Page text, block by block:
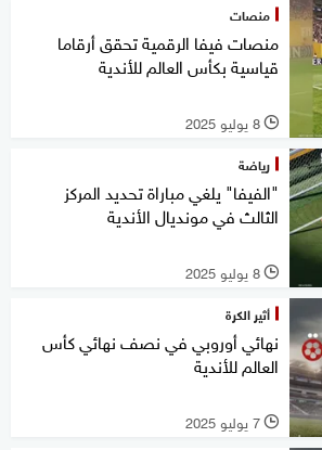
منصات
منصات فيفا الرقمية تحقق أرقاما
قياسية بكأس العالم للأندية
l 8 يوليو 2025
رياضة
"الفيفا" يلغي مباراة تحديد المركز
الثالث في مونديال الأندية
l 8 يوليو 2025
أثير الكرة
نهائي أوروبي في نصف نهائي كأس
العالم للأندية
l 7 يوليو 2025